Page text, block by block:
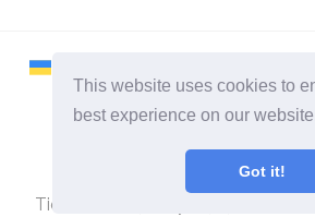
This website uses cookies to
best experience on our
Got it!
2026 ©
Kaikki kategoriat
Tietokoneita ja käyttöjärjestelmiä